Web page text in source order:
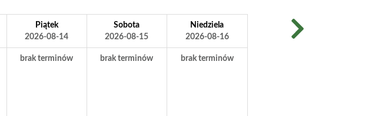
Piątek
2026-08-14
Sobota
2026-08-15
Niedziela
2026-08-16
brak terminów brak terminów brak terminów